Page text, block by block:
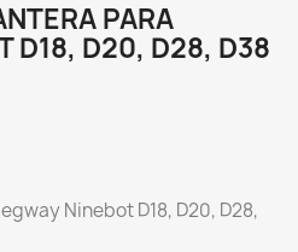
PARA
D18, D20, D28, D38
Ninebot D18, D20, D28,